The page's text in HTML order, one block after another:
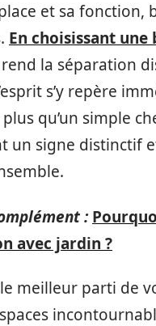
et sa fonction,
En choisissant
la séparation
s’y repère
plus qu’un simple
un signe distinctif
:
avec jardin ?
meilleur parti de